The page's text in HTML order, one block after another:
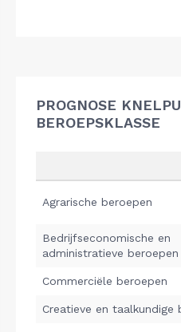
PROGNOSE
BEROEPSKLASSE